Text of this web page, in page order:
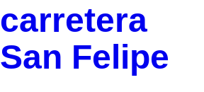
carretera
San Felipe